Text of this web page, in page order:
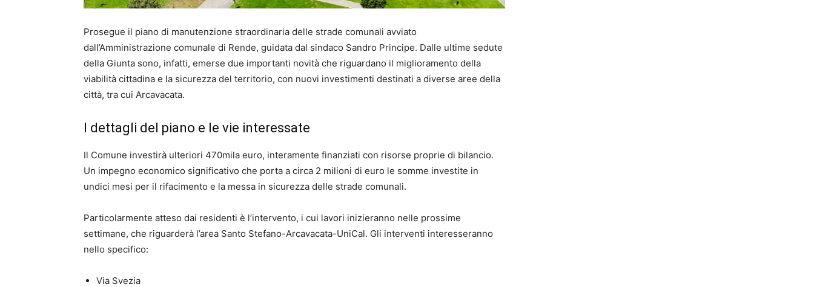
Prosegue il piano di manutenzione straordinaria delle strade comunali avviato
dall’Amministrazione comunale di Rende, guidata dal sindaco Sandro Principe. Dalle ultime sedute
della Giunta sono, infatti, emerse due importanti novità che riguardano il miglioramento della
viabilità cittadina e la sicurezza del territorio, con nuovi investimenti destinati a diverse aree della
città, tra cui Arcavacata.
​I dettagli del piano e le vie interessate
​Il Comune investirà ulteriori 470mila euro, interamente finanziati con risorse proprie di bilancio.
Un impegno economico significativo che porta a circa 2 milioni di euro le somme investite in
undici mesi per il rifacimento e la messa in sicurezza delle strade comunali.
​Particolarmente atteso dai residenti è l’intervento, i cui lavori inizieranno nelle prossime
settimane, che riguarderà l’area Santo Stefano-Arcavacata-UniCal. Gli interventi interesseranno
nello specifico:
​Via Svezia